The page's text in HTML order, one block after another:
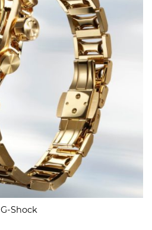
G-Shock